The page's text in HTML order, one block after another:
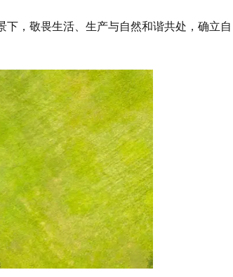
，敬畏生活、生产与自然和谐共处，确立自